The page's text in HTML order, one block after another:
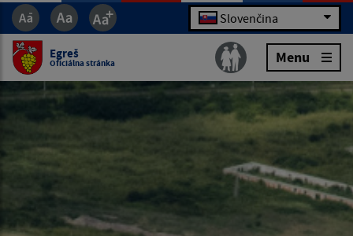
Slovenčina
Egreš
Oficiálna stránka Menu